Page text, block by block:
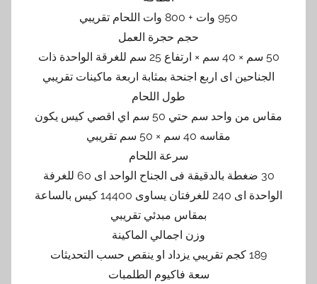
950 وات + 800 وات اللحام تقريبي
حجم حجرة العمل
50 سم × 40 سم × ارتفاع 25 سم للغرقة الواحدة ذات
الجناحين اى اربع اجنحة بمثابة اربعة ماكينات تقريبي
طول اللحام
مقاس من واحد سم حتي 50 سم اي اقصي كيس يكون
مقاسه 40 سم × 50 سم تقريبي
سرعة اللحام
30 ضغطة بالدقيقة فى الجناح الواحد اى 60 للغرفة
الواحدة اى 240 للغرفتان يساوى 14400 كيس بالساعة
بمقاس مبدئي تقريبي
وزن اجمالي الماكينة
189 كجم تقريبي يزداد او ينقص حسب التحديثات
سعة فاكيوم الطلمبات